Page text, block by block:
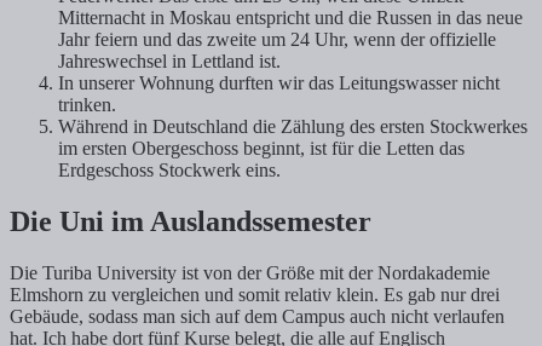
Mitternacht in Moskau entspricht und die Russen in das neue
Jahr feiern und das zweite um 24 Uhr, wenn der offizielle
Jahreswechsel in Lettland ist.
In unserer Wohnung durften wir das Leitungswasser nicht
trinken.
Während in Deutschland die Zählung des ersten Stockwerkes
im ersten Obergeschoss beginnt, ist für die Letten das
Erdgeschoss Stockwerk eins.
Die Uni im Auslandssemester
Die Turiba University ist von der Größe mit der Nordakademie
Elmshorn zu vergleichen und somit relativ klein. Es gab nur drei
Gebäude, sodass man sich auf dem Campus auch nicht verlaufen
hat. Ich habe dort fünf Kurse belegt, die alle auf Englisch